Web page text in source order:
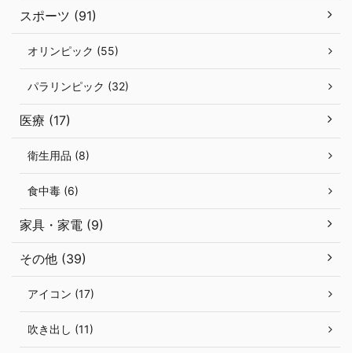
スポーツ (91)
オリンピック (55)
パラリンピック (32)
医療 (17)
衛生用品 (8)
食中毒 (6)
家具・家電 (9)
その他 (39)
アイコン (17)
吹き出し (11)